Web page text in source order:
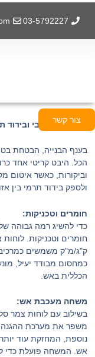
דילוג
לתוכן
03-5792227
צור קשר
מיגון אש פסיבי
בענף הבנייה, הבטחת
הכל. היבט קריטי אחד
וביקורות, כאשר איטום
ולספק בידוד תרמי בין
חומרים וטכניקות:
כדי להשיג רמה גבוהה
ק"ג/מ"ק משמשים
כמחסום מבודד יעיל,
הכללית באש.
משחה מעכבת אש:
בשילוב עם לוחות צמר
משפר את מערכת
נוספת, המחזקת עוד
אש. המשחה פועלת כדי